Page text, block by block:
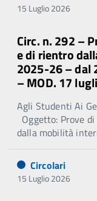
15 Luglio 2026
Circ. n. 292 –
e di rientro
2025-26 – dal
– MOD. 17
Agli Studenti Ai
Oggetto: Prove
dalla mobilità
Circolari
15 Luglio 2026